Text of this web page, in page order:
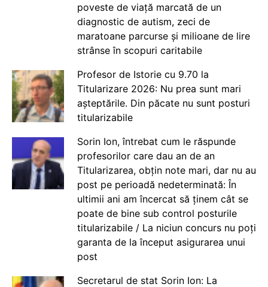
poveste de viață marcată de un
diagnostic de autism, zeci de
maratoane parcurse și milioane de lire
strânse în scopuri caritabile
Profesor de Istorie cu 9.70 la
Titularizare 2026: Nu prea sunt mari
așteptările. Din păcate nu sunt posturi
titularizabile
Sorin Ion, întrebat cum le răspunde
profesorilor care dau an de an
Titularizarea, obțin note mari, dar nu au
post pe perioadă nedeterminată: În
ultimii ani am încercat să ținem cât se
poate de bine sub control posturile
titularizabile / La niciun concurs nu poți
garanta de la început asigurarea unui
post
Secretarul de stat Sorin Ion: La